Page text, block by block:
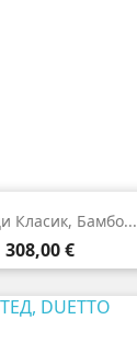
Класик, Бамбо...
Цена
308,00 €